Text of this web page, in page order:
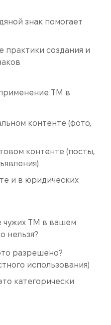
знак помогает
практики создания и
ТМ в
контенте (фото,
контенте (посты,
и в юридических
чужих ТМ в вашем
нельзя?
разрешено?
использования)
категорически